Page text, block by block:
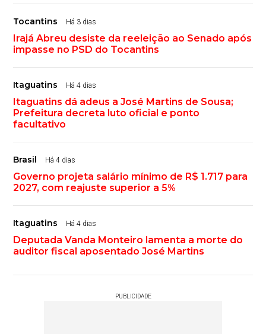
Tocantins Há 3 dias
Irajá Abreu desiste da reeleição ao Senado após
impasse no PSD do Tocantins
Itaguatins Há 4 dias
Itaguatins dá adeus a José Martins de Sousa;
Prefeitura decreta luto oficial e ponto
facultativo
Brasil Há 4 dias
Governo projeta salário mínimo de R$ 1.717 para
2027, com reajuste superior a 5%
Itaguatins Há 4 dias
Deputada Vanda Monteiro lamenta a morte do
auditor fiscal aposentado José Martins
PUBLICIDADE